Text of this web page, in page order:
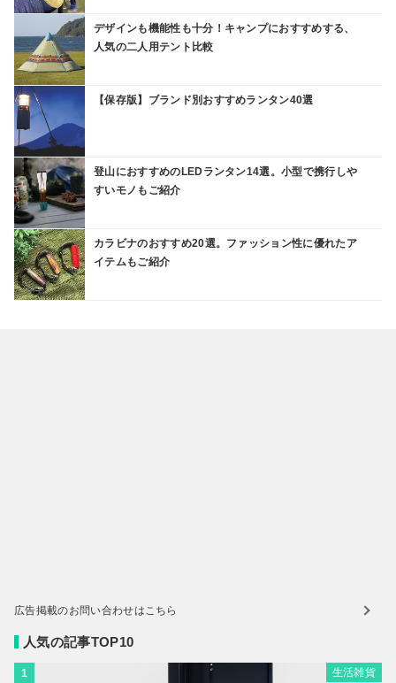
デザインも機能性も十分！キャンプにおすすめする、
人気の二人用テント比較
【保存版】ブランド別おすすめランタン40選
登山におすすめのLEDランタン14選。小型で携行しや
すいモノもご紹介
カラビナのおすすめ20選。ファッション性に優れたア
イテムもご紹介
広告掲載のお問い合わせはこちら
人気の記事TOP10
1 生活雑貨